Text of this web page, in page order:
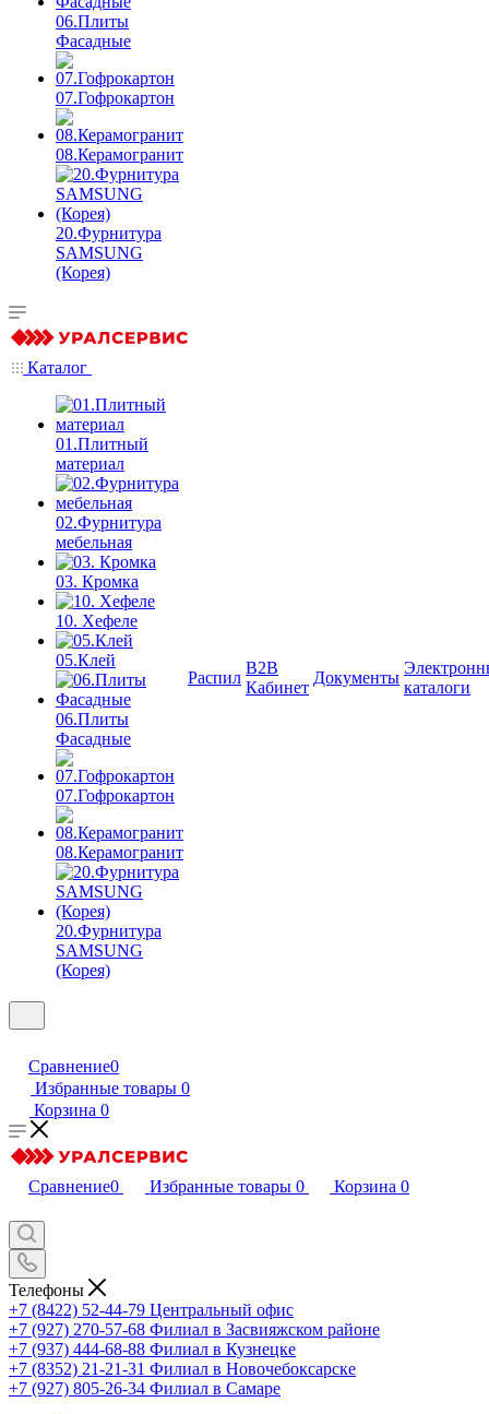
06.Плиты
Фасадные
07.Гофрокартон
08.Керамогранит
20.Фурнитура
SAMSUNG
(Корея)
Каталог
01.Плитный
материал
02.Фурнитура
мебельная
03. Кромка
10. Хефеле
05.Клей
06.Плиты
Фасадные
07.Гофрокартон
08.Керамогранит
20.Фурнитура
SAMSUNG
(Корея)
Распил
B2B
Кабинет
Документы
каталоги
Сравнение0
Избранные товары 0
Корзина 0
Сравнение0 Избранные товары 0 Корзина 0
Телефоны
+7 (8422) 52-44-79 Центральный офис
+7 (927) 270-57-68 Филиал в Засвияжском районе
+7 (937) 444-68-88 Филиал в Кузнецке
+7 (8352) 21-21-31 Филиал в Новочебоксарске
+7 (927) 805-26-34 Филиал в Самаре